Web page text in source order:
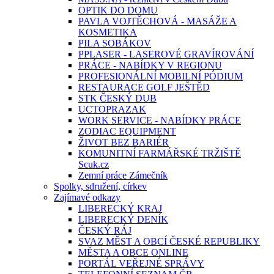
OPTIK DO DOMU
PAVLA VOJTĚCHOVÁ - MASÁŽE A
KOSMETIKA
PILA SOBÁKOV
PPLASER - LASEROVÉ GRAVÍROVÁNÍ
PRÁCE - NABÍDKY V REGIONU
PROFESIONÁLNÍ MOBILNÍ PÓDIUM
RESTAURACE GOLF JEŠTĚD
STK ČESKÝ DUB
UCTOPRAZAK
WORK SERVICE - NABÍDKY PRÁCE
ZODIAC EQUIPMENT
ŽIVOT BEZ BARIÉR
KOMUNITNÍ FARMÁŘSKÉ TRŽIŠTĚ
Scuk.cz
Zemní práce Zámečník
Spolky, sdružení, církev
Zajímavé odkazy
LIBERECKÝ KRAJ
LIBERECKÝ DENÍK
ČESKÝ RÁJ
SVAZ MĚST A OBCÍ ČESKÉ REPUBLIKY
MĚSTA A OBCE ONLINE
PORTÁL VEŘEJNÉ SPRÁVY